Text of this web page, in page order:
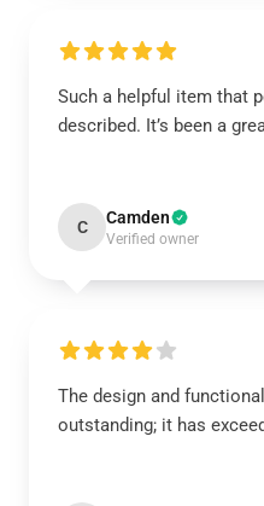
Such a helpful item that
described. It’s been a
C Camden
Verified owner
The design and
outstanding; it has